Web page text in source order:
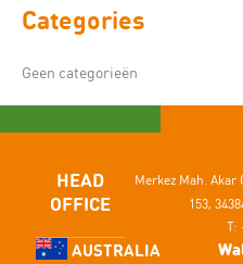
Categories
Geen categorieën
HEAD
OFFICE
Merkez Mah. Akar
153,
T:
AUSTRALIA